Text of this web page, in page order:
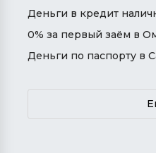
Деньги в кредит
0% за первый заём в
Деньги по паспорту в